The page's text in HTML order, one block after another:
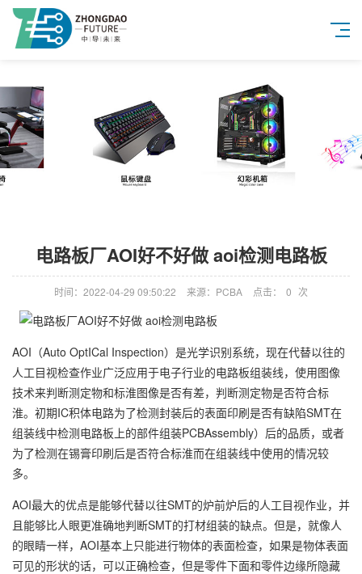
电路板厂AOI好不好做 aoi检测电路板
时间：2022-04-29 09:50:22 来源：PCBA 点击： 0 次
AOI（Auto OptICal Inspection）是光学识别系统，现在代替以往的
人工目视检查作业广泛应用于电子行业的电路板组装线，使用图像
技术来判断测定物和标淮图像是否有差，判断测定物是否符合标
淮。初期IC积体电路为了检测封装后的表面印刷是否有缺陷SMT在
组装线中检测电路板上的部件组装PCBAssembly）后的品质，或者
为了检测在锡膏印刷后是否符合标淮而在组装线中使用的情况较
多。
AOI最大的优点是能够代替以往SMT的炉前炉后的人工目视作业，并
且能够比人眼更准确地判断SMT的打材组装的缺点。但是，就像人
的眼睛一样，AOI基本上只能进行物体的表面检查，如果是物体表面
可见的形状的话，可以正确检查，但是零件下面和零件边缘所隐藏